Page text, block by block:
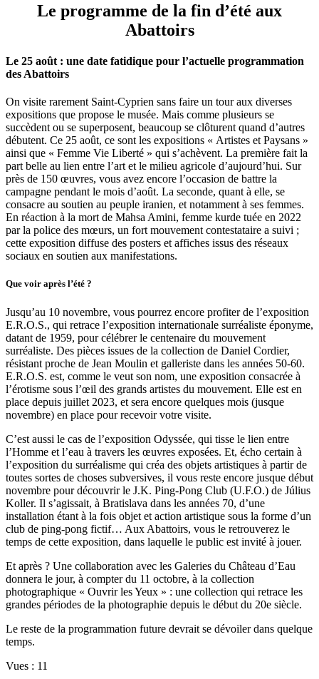
Le programme de la fin d’été aux
Abattoirs
Le 25 août : une date fatidique pour l’actuelle programmation
des Abattoirs
On visite rarement Saint-Cyprien sans faire un tour aux diverses
expositions que propose le musée. Mais comme plusieurs se
succèdent ou se superposent, beaucoup se clôturent quand d’autres
débutent. Ce 25 août, ce sont les expositions « Artistes et Paysans »
ainsi que « Femme Vie Liberté » qui s’achèvent. La première fait la
part belle au lien entre l’art et le milieu agricole d’aujourd’hui. Sur
près de 150 œuvres, vous avez encore l’occasion de battre la
campagne pendant le mois d’août. La seconde, quant à elle, se
consacre au soutien au peuple iranien, et notamment à ses femmes.
En réaction à la mort de Mahsa Amini, femme kurde tuée en 2022
par la police des mœurs, un fort mouvement contestataire a suivi ;
cette exposition diffuse des posters et affiches issus des réseaux
sociaux en soutien aux manifestations.
Que voir après l’été ?
Jusqu’au 10 novembre, vous pourrez encore profiter de l’exposition
E.R.O.S., qui retrace l’exposition internationale surréaliste éponyme,
datant de 1959, pour célébrer le centenaire du mouvement
surréaliste. Des pièces issues de la collection de Daniel Cordier,
résistant proche de Jean Moulin et galleriste dans les années 50-60.
E.R.O.S. est, comme le veut son nom, une exposition consacrée à
l’érotisme sous l’œil des grands artistes du mouvement. Elle est en
place depuis juillet 2023, et sera encore quelques mois (jusque
novembre) en place pour recevoir votre visite.
C’est aussi le cas de l’exposition Odyssée, qui tisse le lien entre
l’Homme et l’eau à travers les œuvres exposées. Et, écho certain à
l’exposition du surréalisme qui créa des objets artistiques à partir de
toutes sortes de choses subversives, il vous reste encore jusque début
novembre pour découvrir le J.K. Ping-Pong Club (U.F.O.) de Július
Koller. Il s’agissait, à Bratislava dans les années 70, d’une
installation étant à la fois objet et action artistique sous la forme d’un
club de ping-pong fictif… Aux Abattoirs, vous le retrouverez le
temps de cette exposition, dans laquelle le public est invité à jouer.
Et après ? Une collaboration avec les Galeries du Château d’Eau
donnera le jour, à compter du 11 octobre, à la collection
photographique « Ouvrir les Yeux » : une collection qui retrace les
grandes périodes de la photographie depuis le début du 20e siècle.
Le reste de la programmation future devrait se dévoiler dans quelque
temps.
Vues : 11